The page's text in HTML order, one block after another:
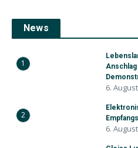
News
1
6.
2
6.